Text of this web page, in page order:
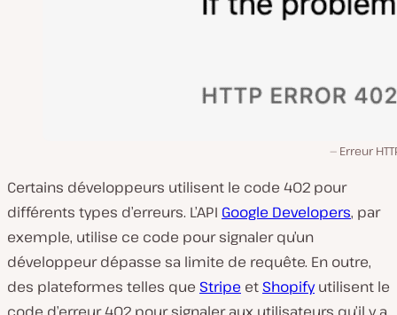
Erreur
Certains développeurs utilisent le code 402 pour
différents types d’erreurs. L’API Google Developers, par
exemple, utilise ce code pour signaler qu’un
développeur dépasse sa limite de requête. En outre,
des plateformes telles que Stripe et Shopifyutilisent le